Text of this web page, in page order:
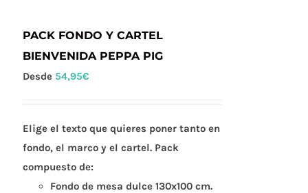
PACK FONDO Y CARTEL
BIENVENIDA PEPPA PIG
Desde 54,95€
Elige el texto que quieres poner tanto en
fondo, el marco y el cartel. Pack
compuesto de:
Fondo de mesa dulce 130x100 cm.